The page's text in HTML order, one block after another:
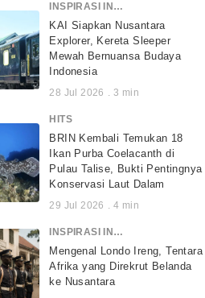
INSPIRASI INDONESIA
KAI Siapkan Nusantara
Explorer, Kereta Sleeper
Mewah Bernuansa Budaya
Indonesia
28 Jul 2026 . 3 min
HITS
BRIN Kembali Temukan 18
Ikan Purba Coelacanth di
Pulau Talise, Bukti Pentingnya
Konservasi Laut Dalam
29 Jul 2026 . 4 min
INSPIRASI INDONESIA
Mengenal Londo Ireng, Tentara
Afrika yang Direkrut Belanda
ke Nusantara